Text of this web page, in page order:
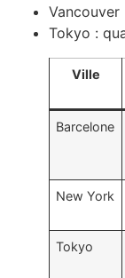
Tokyo :
Ville
Barcelone
New York
Tokyo